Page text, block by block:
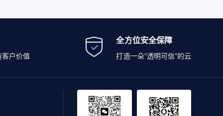
户价值
全方位安全保障
打造一朵“透明可信”的云